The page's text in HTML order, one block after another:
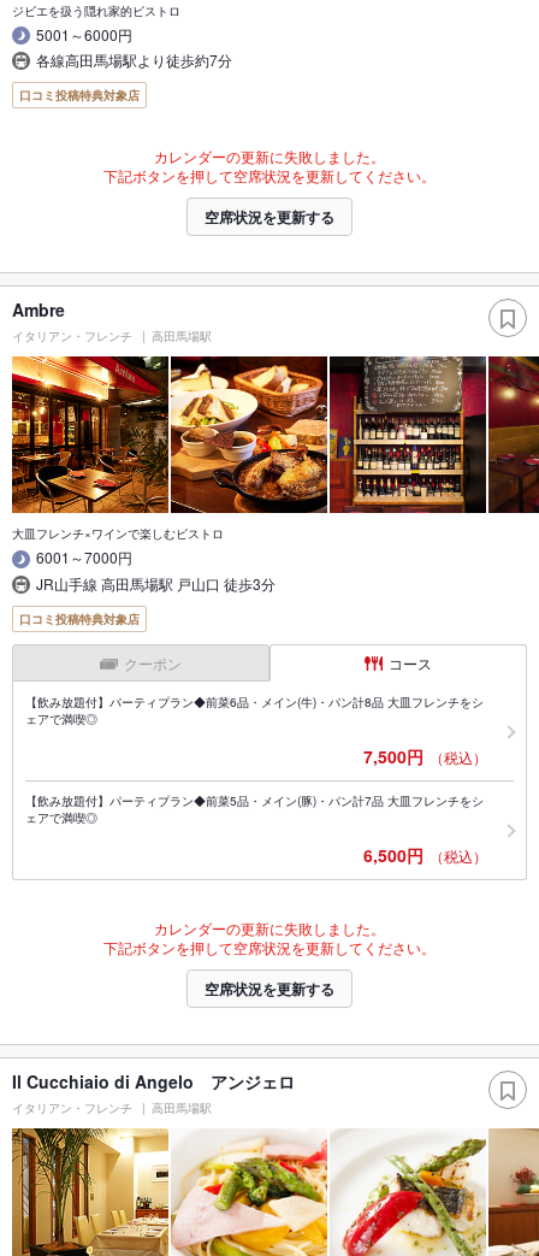
ジビエを扱う隠れ家的ビストロ
5001～6000円
各線高田馬場駅より徒歩約7分
口コミ投稿特典対象店
カレンダーの更新に失敗しました。
下記ボタンを押して空席状況を更新してください。
空席状況を更新する
Ambre
イタリアン・フレンチ 高田馬場駅
大皿フレンチ×ワインで楽しむビストロ
6001～7000円
JR山手線 高田馬場駅 戸山口 徒歩3分
口コミ投稿特典対象店
クーポン コース
【飲み放題付】パーティプラン◆前菜6品・メイン(牛)・パン計8品 大皿フレンチをシ
ェアで満喫◎
7,500円 （税込）
【飲み放題付】パーティプラン◆前菜5品・メイン(豚)・パン計7品 大皿フレンチをシ
ェアで満喫◎
6,500円 （税込）
カレンダーの更新に失敗しました。
下記ボタンを押して空席状況を更新してください。
空席状況を更新する
Il Cucchiaio di Angelo アンジェロ
イタリアン・フレンチ 高田馬場駅